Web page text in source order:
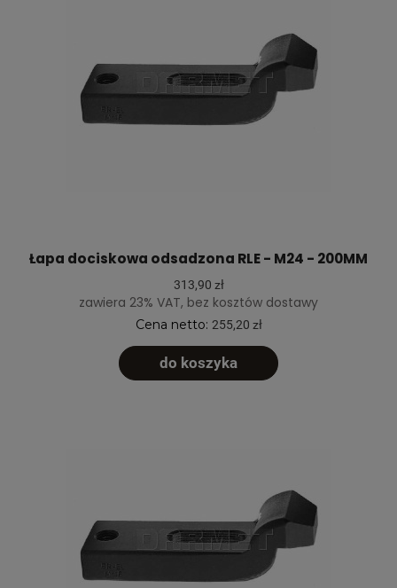
Łapa dociskowa odsadzona RLE - M24 - 200MM
313,90 zł
zawiera 23% VAT, bez kosztów dostawy
Cena netto: 255,20 zł
do koszyka